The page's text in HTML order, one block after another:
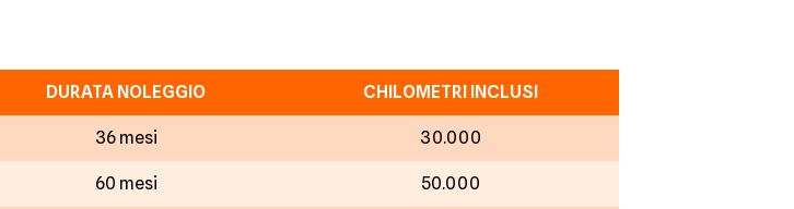
DURATA NOLEGGIO CHILOMETRI INCLUSI
36 mesi 30.000
60 mesi 50.000